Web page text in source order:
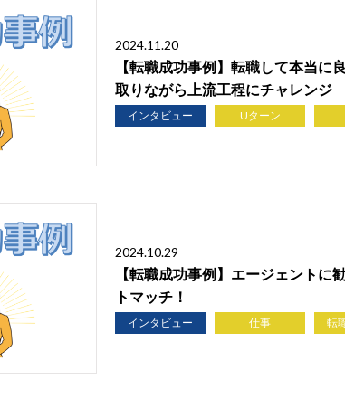
2024.11.20
【転職成功事例】転職して本当に
取りながら上流工程にチャレンジ
インタビュー Uターン
2024.10.29
【転職成功事例】エージェントに
トマッチ！
インタビュー 仕事 転